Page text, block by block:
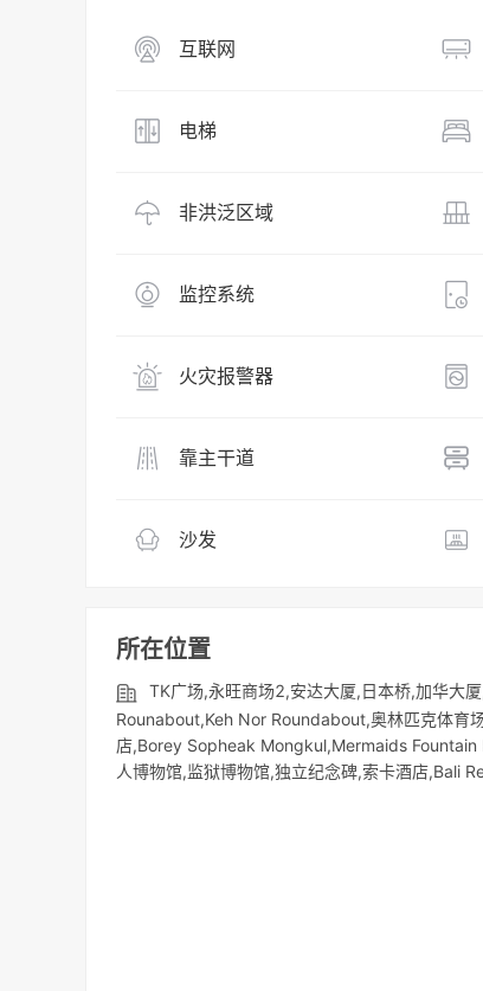
互联网
电梯
非洪泛区域
监控系统
火灾报警器
靠主干道
沙发
所在位置
TK广场,永旺商场2,安达大厦,日本桥,加华大
Rounabout,Keh Nor Roundabout,奥林匹克体育
店,Borey Sopheak Mongkul,Mermaids
人博物馆,监狱博物馆,独立纪念碑,索卡酒店,Bali